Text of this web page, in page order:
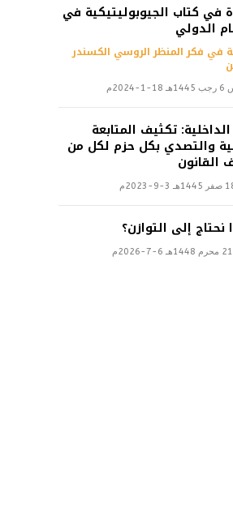
في كتاب الجيوبوليتيكية في
الدولي
في فكر المنظر الروسي الكسندر
الداخلية: تكثيف المتابعة
والتصدي بكل حزم لكل من
القانون
نحتاج إلى التوازن؟